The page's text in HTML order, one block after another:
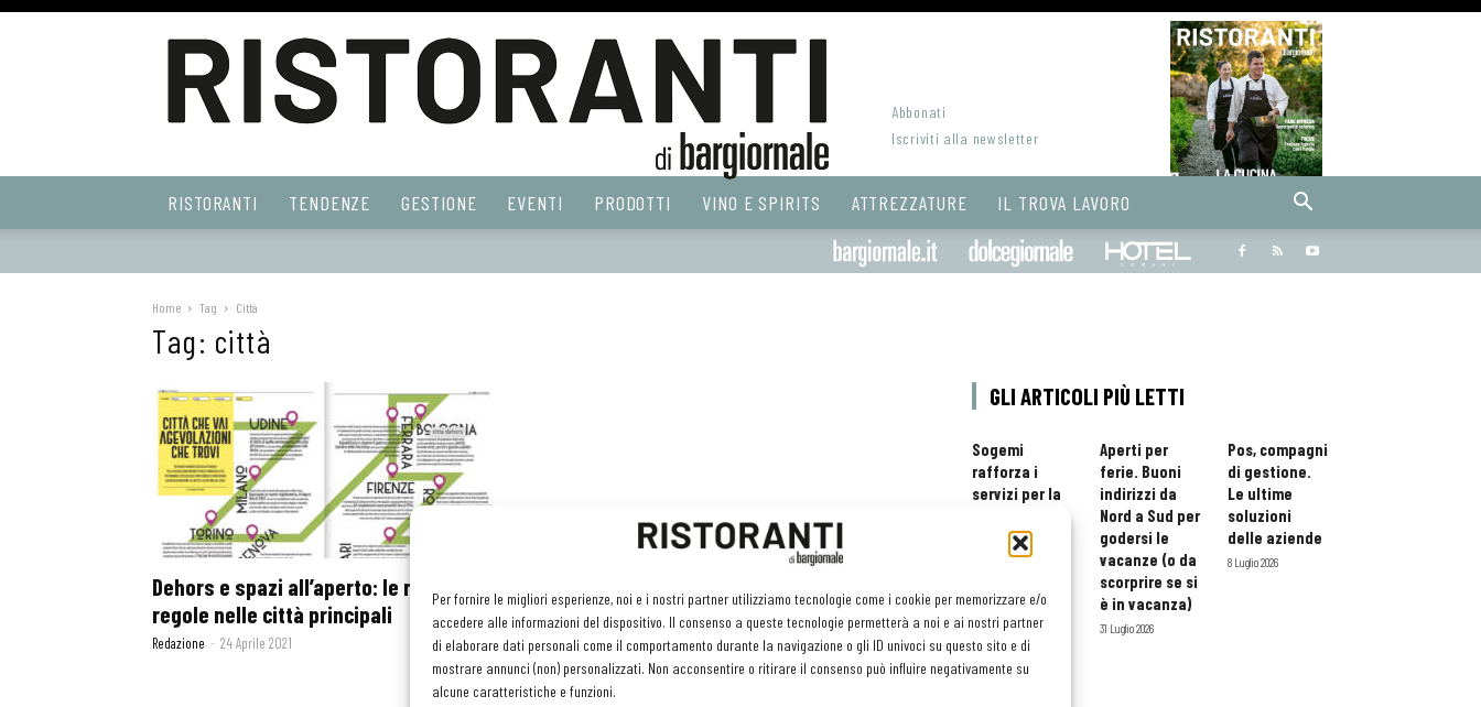
Per fornire le migliori esperienze, noi e i nostri partner utilizziamo tecnologie come i cookie per memorizzare e/o
accedere alle informazioni del dispositivo. Il consenso a queste tecnologie permetterà a noi e ai nostri partner
di elaborare dati personali come il comportamento durante la navigazione o gli ID univoci su questo sito e di
mostrare annunci (non) personalizzati. Non acconsentire o ritirare il consenso può influire negativamente su
alcune caratteristiche e funzioni.
Web
Abbonati
Iscriviti alla newsletter
RISTORANTI TENDENZE GESTIONE EVENTI PRODOTTI VINO E SPIRITS ATTREZZATURE IL TROVA LAVORO
Bargiornale dolcegiornale
Home Tag Città
Tag: città
Dehors e spazi all’aperto: le nuove
regole nelle città principali
Redazione - 24 Aprile 2021
GLI ARTICOLI PIÙ LETTI
Sogemi
rafforza i
servizi per la
orario esteso
e tessera
professionisti
HoReCa
29 Luglio 2026
Aperti per
ferie. Buoni
indirizzi da
Nord a Sud per
godersi le
vacanze (o da
scorprire se si
è in vacanza)
31 Luglio 2026
Pos, compagni
di gestione.
Le ultime
soluzioni
delle aziende
8 Luglio 2026